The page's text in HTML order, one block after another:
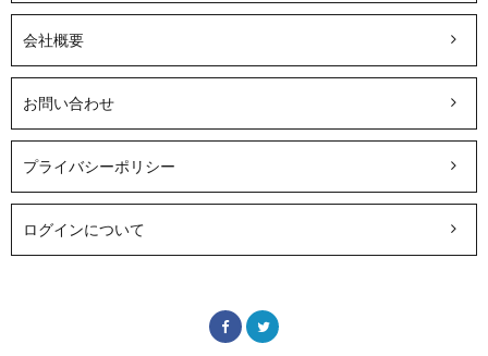
会社概要
お問い合わせ
プライバシーポリシー
ログインについて